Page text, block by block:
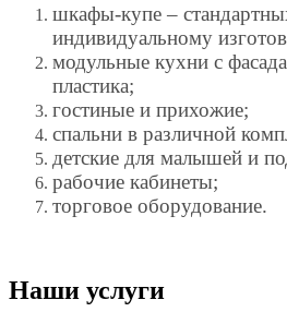
шкафы-купе –
индивидуальному
модульные кухни с
пластика;
гостиные и прихожие;
спальни в различной
детские для малышей и
рабочие кабинеты;
торговое оборудование.
Наши услуги